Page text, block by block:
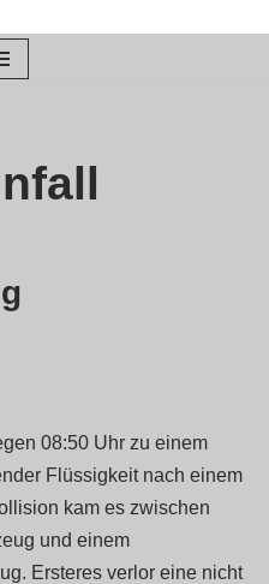
08:50 Uhr zu einem
Flüssigkeit nach einem
kam es zwischen
und einem
Ersteres verlor eine nicht